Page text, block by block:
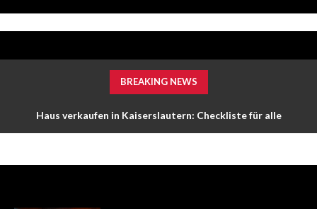
BREAKING NEWS
Haus verkaufen in Kaiserslautern: Checkliste für alle